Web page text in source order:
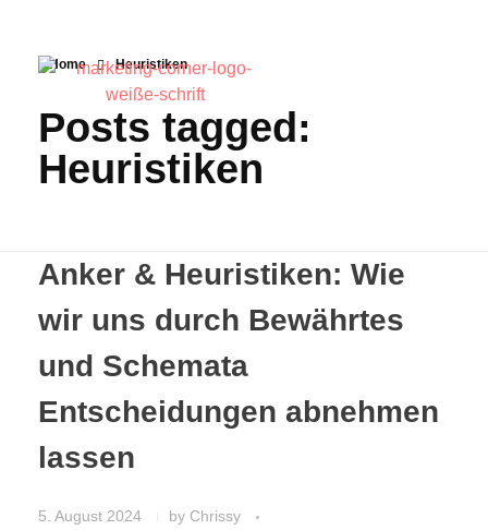
Home Heuristiken
Posts tagged:
Heuristiken
Anker & Heuristiken: Wie
wir uns durch Bewährtes
und Schemata
Entscheidungen abnehmen
lassen
5. August 2024 by Chrissy